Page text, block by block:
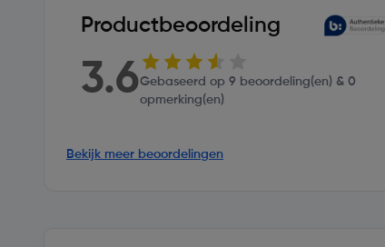
Productbeoordeling
3.6Gebaseerd op 9 beoordeling(en) & 0
opmerking(en)
Bekijk meer beoordelingen